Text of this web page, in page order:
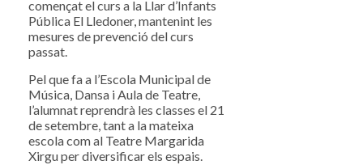
començat el curs a la Llar d’Infants
Pública El Lledoner, mantenint les
mesures de prevenció del curs
passat.
Pel que fa a l’Escola Municipal de
Música, Dansa i Aula de Teatre,
l’alumnat reprendrà les classes el 21
de setembre, tant a la mateixa
escola com al Teatre Margarida
Xirgu per diversificar els espais.